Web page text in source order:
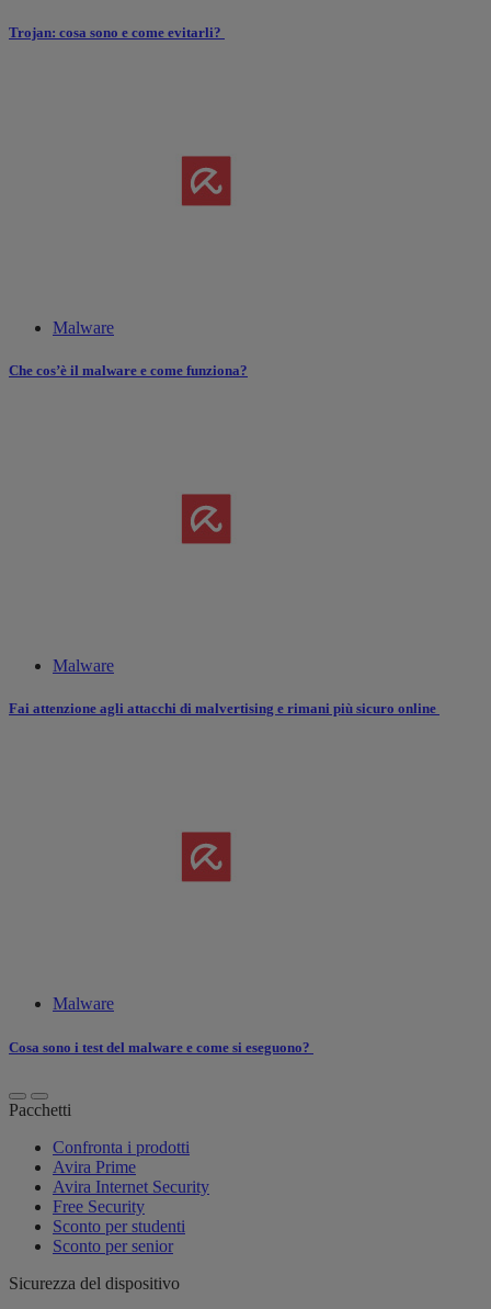
Trojan: cosa sono e come evitarli?
Malware
Che cos’è il malware e come funziona?
Malware
Fai attenzione agli attacchi di malvertising e rimani più sicuro online
Malware
Cosa sono i test del malware e come si eseguono?
Pacchetti
Confronta i prodotti
Avira Prime
Avira Internet Security
Free Security
Sconto per studenti
Sconto per senior
Sicurezza del dispositivo